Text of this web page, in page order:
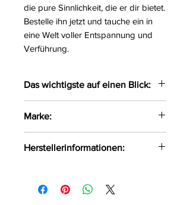
die pure Sinnlichkeit, die er dir bietet.
Bestelle ihn jetzt und tauche ein in
eine Welt voller Entspannung und
Verführung.
Das wichtigste auf einen Blick:
gefertigt aus anschmiegsamen
Plüsch
Der Morgenmantel wird um die
Größe:
S/M, L/XL
Marke:
Herstellerinformationen:
1 A Koszalin, Polen, 75-847